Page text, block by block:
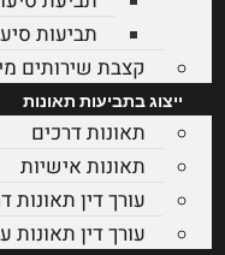
תביעות
קצבת שירותים
ייצוג בתביעות תאונות
תאונות דרכים
תאונות אישיות
עורך דין תאונות
עורך דין תאונות